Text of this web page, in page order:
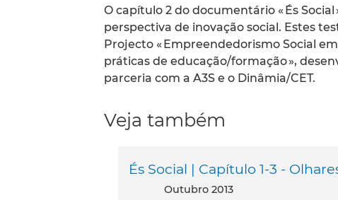
O capítulo 2 do documentário « És
perspectiva de inovação social. Estes
Projecto « Empreendedorismo Social
práticas de educação/formação »,
parceria com a A3S e o Dinâmia/CET.
Veja também
És Social | Capítulo 1-3 -
outubro 2013